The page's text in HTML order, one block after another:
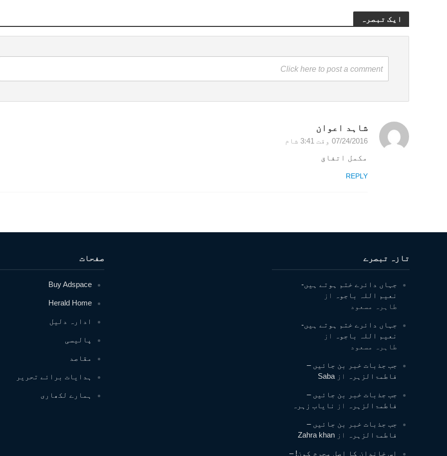
ایک تبصرہ
Click here to post a comment
شاہد اعوان
07/24/2016 وقت 3:41 شام
مکمل اتفاق
REPLY
صفحات
Buy Adspace
Herald Home
ادارہ دلیل
پالیسی
مقاصد
ہدایات برائے تحریر
ہمارے لکھاری
تازہ تبصرے
جہاں دائرے ختم ہوتے ہیں-
نعیم اللہ باجوہ
از
طاہرہ مسعود
جہاں دائرے ختم ہوتے ہیں-
نعیم اللہ باجوہ
از
طاہرہ مسعود
جب جذبات خبر بن جائیں –
فاطمۃالزہرہ
ازSaba
جب جذبات خبر بن جائیں –
فاطمۃالزہرہ
از نایاب زہرہ
جب جذبات خبر بن جائیں –
فاطمۃالزہرہ
ازZahra khan
اس خاندان کا اصل مجرم کون! –